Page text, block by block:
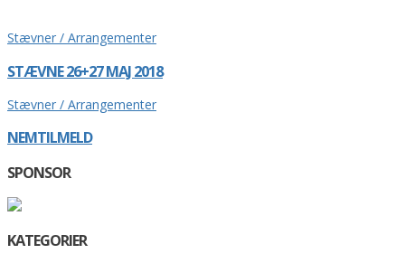
Stævner / Arrangementer
STÆVNE 26+27 MAJ 2018
Stævner / Arrangementer
NEMTILMELD
SPONSOR
KATEGORIER